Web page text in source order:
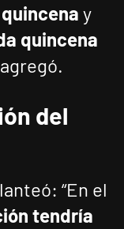
y
quincena
agregó.
del
“En el
tendría